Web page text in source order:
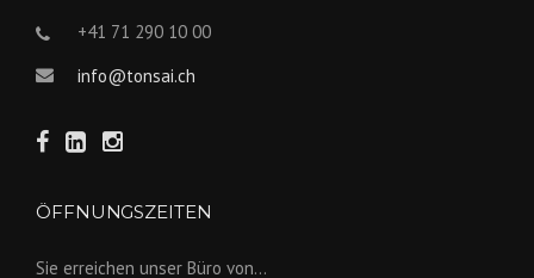
+41 71 290 10 00
info@tonsai.ch
ÖFFNUNGSZEITEN
Sie erreichen unser Büro von...